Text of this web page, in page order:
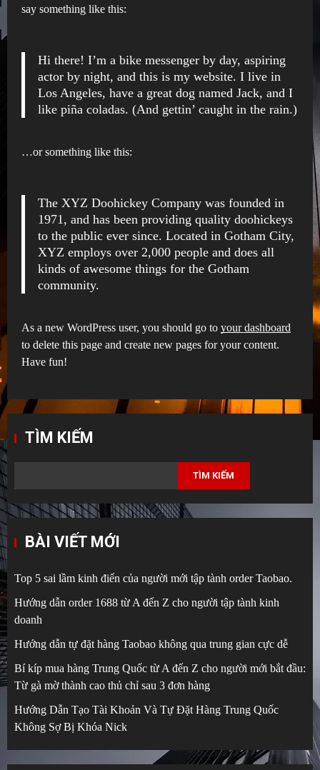
say something like this:
Hi there! I’m a bike messenger by day, aspiring
actor by night, and this is my website. I live in
Los Angeles, have a great dog named Jack, and I
like piña coladas. (And gettin’ caught in the rain.)
…or something like this:
The XYZ Doohickey Company was founded in
1971, and has been providing quality doohickeys
to the public ever since. Located in Gotham City,
XYZ employs over 2,000 people and does all
kinds of awesome things for the Gotham
community.
As a new WordPress user, you should go to your dashboard
to delete this page and create new pages for your content.
Have fun!
TÌM KIẾM
TÌM KIẾM
BÀI VIẾT MỚI
Top 5 sai lầm kinh điển của người mới tập tành order Taobao.
Hướng dẫn order 1688 từ A đến Z cho người tập tành kinh
doanh
Hướng dẫn tự đặt hàng Taobao không qua trung gian cực dễ
Bí kíp mua hàng Trung Quốc từ A đến Z cho người mới bắt đầu:
Từ gà mờ thành cao thủ chỉ sau 3 đơn hàng
Hướng Dẫn Tạo Tài Khoản Và Tự Đặt Hàng Trung Quốc
Không Sợ Bị Khóa Nick